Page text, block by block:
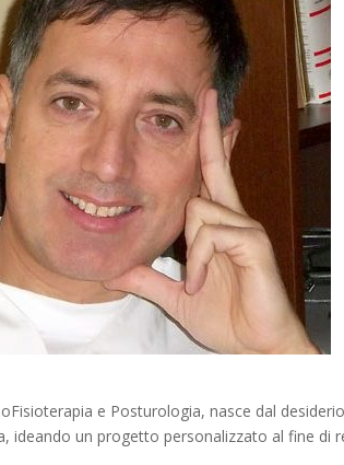
e Posturologia, nasce dal
ideando un progetto personalizzato al fine di